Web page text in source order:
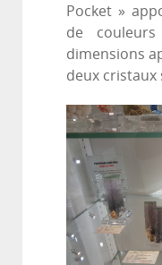
Pocket »
de
dimensions
deux cristaux